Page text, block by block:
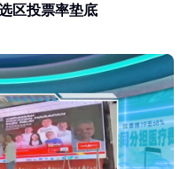
区投票率垫底